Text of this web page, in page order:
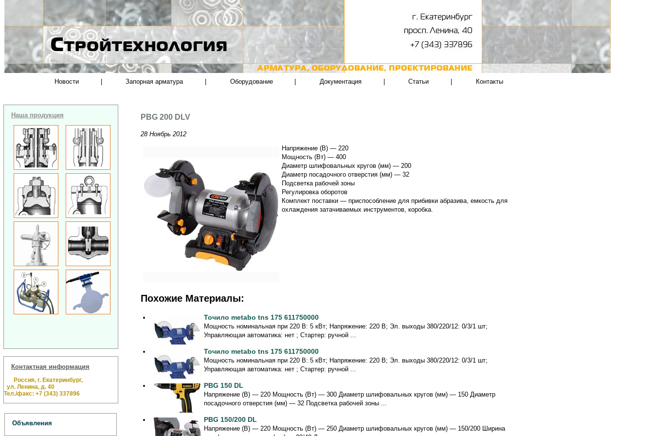
Новости Запорная арматура Оборудование Документация Статьи Контакты
Наша продукция
Контактная информация
Россия, г. Екатеринбург,
ул. Ленина, д. 40
Тел./факс: +7 (343) 337896
Объявления
PBG 200 DLV
28 Ноябрь 2012
Напряжение (В) — 220
Мощность (Вт) — 400
Диаметр шлифовальных кругов (мм) — 200
Диаметр посадочного отверстия (мм) — 32
Подсветка рабочей зоны
Регулировка оборотов
Комплект поставки — приспособление для прибивки абразива, емкость для
охлаждения затачиваемых инструментов, коробка.
Похожие Материалы:
Точило metabo tns 175 611750000
Мощность номинальная при 220 В: 5 кВт; Напряжение: 220 В; Эл. выходы 380/220/12: 0/3/1 шт;
Управляющая автоматика: нет ; Стартер: ручной ...
Точило metabo tns 175 611750000
Мощность номинальная при 220 В: 5 кВт; Напряжение: 220 В; Эл. выходы 380/220/12: 0/3/1 шт;
Управляющая автоматика: нет ; Стартер: ручной ...
PBG 150 DL
Напряжение (В) — 220 Мощность (Вт) — 300 Диаметр шлифовальных кругов (мм) — 150 Диаметр
посадочного отверстия (мм) — 32 Подсветка рабочей зоны ...
PBG 150/200 DL
Напряжение (В) — 220 Мощность (Вт) — 250 Диаметр шлифовальных кругов (мм) — 150/200 Ширина